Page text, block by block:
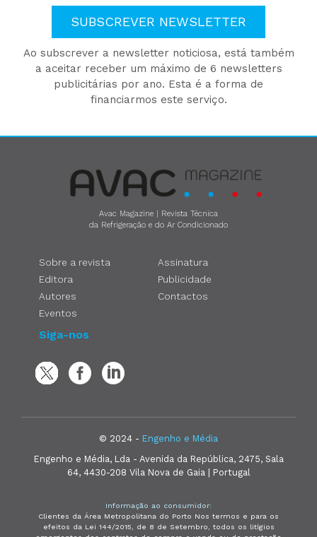
SUBSCREVER NEWSLETTER
Ao subscrever a newsletter noticiosa, está também
a aceitar receber um máximo de 6 newsletters
publicitárias por ano. Esta é a forma de
financiarmos este serviço.
Avac Magazine | Revista Técnica
da Refrigeração e do Ar Condicionado
Sobre a revista
Editora
Autores
Eventos
Assinatura
Publicidade
Contactos
Siga-nos
© 2024 - Engenho e Média
Engenho e Média, Lda - Avenida da República, 2475, Sala
64, 4430-208 Vila Nova de Gaia | Portugal
Informação ao consumidor:
Clientes da Área Metropolitana do Porto Nos termos e para os
efeitos da Lei 144/2015, de 8 de Setembro, todos os litígios